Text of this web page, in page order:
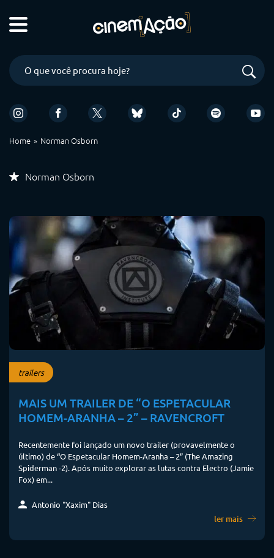
Home Norman Osborn
Norman Osborn
trailers
MAIS UM TRAILER DE “O ESPETACULAR
HOMEM-ARANHA – 2” – RAVENCROFT
Recentemente foi lançado um novo trailer (provavelmente o
último) de “O Espetacular Homem-Aranha – 2” (The Amazing
Spiderman -2). Após muito explorar as lutas contra Electro (Jamie
Fox) em...
Antonio "Xaxim" Dias
ler mais